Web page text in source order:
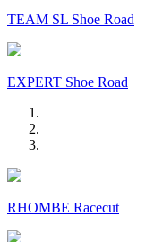
TEAM SL Shoe Road
EXPERT Shoe Road
RHOMBE Racecut